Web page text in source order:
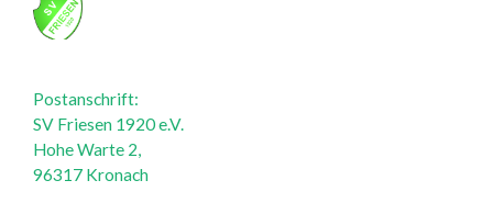
Postanschrift:
SV Friesen 1920 e.V.
Hohe Warte 2,
96317 Kronach